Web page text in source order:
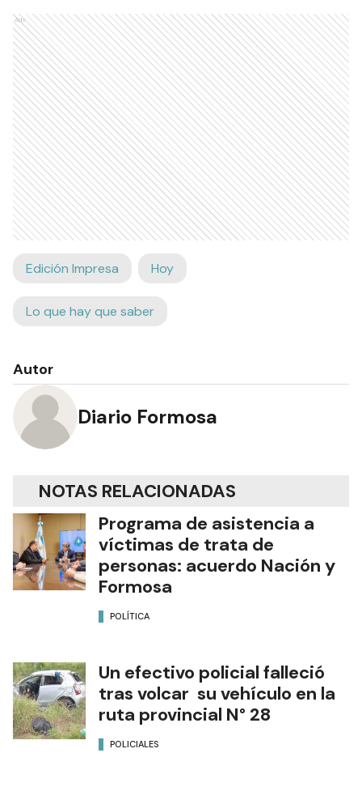
Ads
Edición Impresa Hoy
Lo que hay que saber
Autor
Diario Formosa
NOTAS RELACIONADAS
Programa de asistencia a
víctimas de trata de
personas: acuerdo Nación y
Formosa
POLÍTICA
Un efectivo policial falleció
tras volcar su vehículo en la
ruta provincial N° 28
POLICIALES